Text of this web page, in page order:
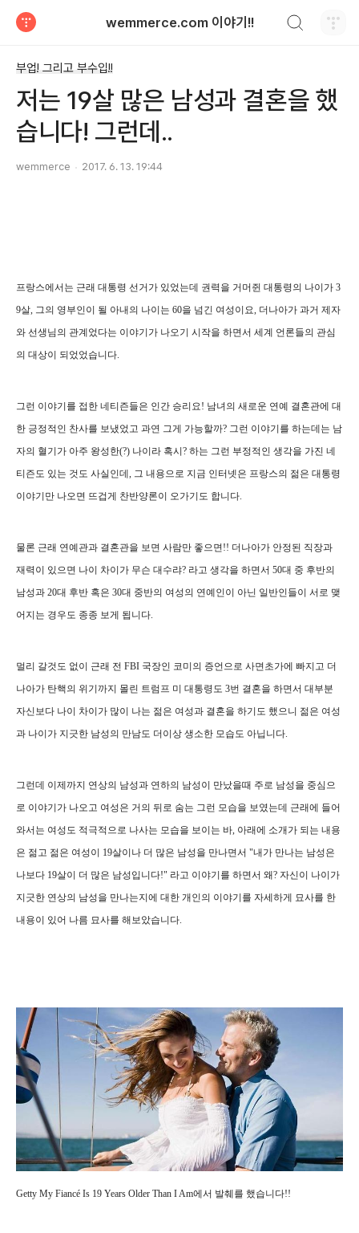
wemmerce.com 이야기!!
부업! 그리고 부수입!!
저는 19살 많은 남성과 결혼을 했
습니다! 그런데..
wemmerce 2017. 6. 13. 19:44
프랑스에서는 근래 대통령 선거가 있었는데 권력을 거머쥔 대통령의 나이가 3
9살, 그의 영부인이 될 아내의 나이는 60을 넘긴 여성이요, 더나아가 과거 제자
와 선생님의 관계었다는 이야기가 나오기 시작을 하면서 세계 언론들의 관심
의 대상이 되었었습니다.
그런 이야기를 접한 네티즌들은 인간 승리요! 남녀의 새로운 연예 결혼관에 대
한 긍정적인 찬사를 보냈었고 과연 그게 가능할까? 그런 이야기를 하는데는 남
자의 혈기가 아주 왕성한(?) 나이라 혹시? 하는 그런 부정적인 생각을 가진 네
티즌도 있는 것도 사실인데, 그 내용으로 지금 인터넷은 프랑스의 젊은 대통령
이야기만 나오면 뜨겁게 찬반양론이 오가기도 합니다.
물론 근래 연예관과 결혼관을 보면 사람만 좋으면!! 더나아가 안정된 직장과
재력이 있으면 나이 차이가 무슨 대수랴? 라고 생각을 하면서 50대 중 후반의
남성과 20대 후반 혹은 30대 중반의 여성의 연예인이 아닌 일반인들이 서로 맺
어지는 경우도 종종 보게 됩니다.
멀리 갈것도 없이 근래 전 FBI 국장인 코미의 증언으로 사면초가에 빠지고 더
나아가 탄핵의 위기까지 몰린 트럼프 미 대통령도 3번 결혼을 하면서 대부분
자신보다 나이 차이가 많이 나는 젊은 여성과 결혼을 하기도 했으니 젊은 여성
과 나이가 지긋한 남성의 만남도 더이상 생소한 모습도 아닙니다.
그런데 이제까지 연상의 남성과 연하의 남성이 만났을때 주로 남성을 중심으
로 이야기가 나오고 여성은 거의 뒤로 숨는 그런 모습을 보였는데 근래에 들어
와서는 여성도 적극적으로 나사는 모습을 보이는 바, 아래에 소개가 되는 내용
은 젊고 젊은 여성이 19살이나 더 많은 남성을 만나면서 "내가 만나는 남성은
나보다 19살이 더 많은 남성입니다!" 라고 이야기를 하면서 왜? 자신이 나이가
지긋한 연상의 남성을 만나는지에 대한 개인의 이야기를 자세하게 묘사를 한
내용이 있어 나름 묘사를 해보았습니다.
Getty My Fiancé Is 19 Years Older Than I Am에서 발췌를 했습니다!!